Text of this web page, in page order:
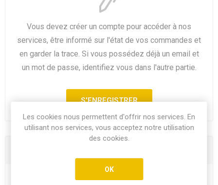
Vous devez créer un compte pour accéder à nos
services, être informé sur l'état de vos commandes et
en garder la trace. Si vous possédez déjà un email et
un mot de passe, identifiez vous dans l'autre partie.
Les cookies nous permettent d'offrir nos services. En
utilisant nos services, vous acceptez notre utilisation
des cookies.
OK